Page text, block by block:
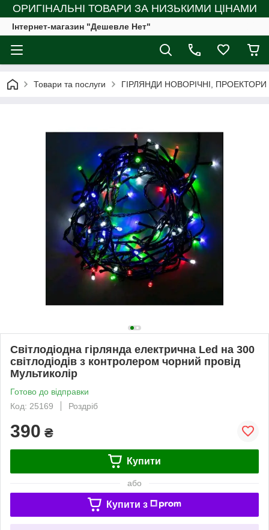
ОРИГІНАЛЬНІ ТОВАРИ ЗА НИЗЬКИМИ ЦІНАМИ
Інтернет-магазин "Дешевле Нет"
Товари та послуги ГІРЛЯНДИ НОВОРІЧНІ, ПРОЕКТОРИ
Світлодіодна гірлянда електрична Led на 300
світлодіодів з контролером чорний провід
Мультиколір
Готово до відправки
Код: 25169
Роздріб
390 ₴
Купити
або
Купити з